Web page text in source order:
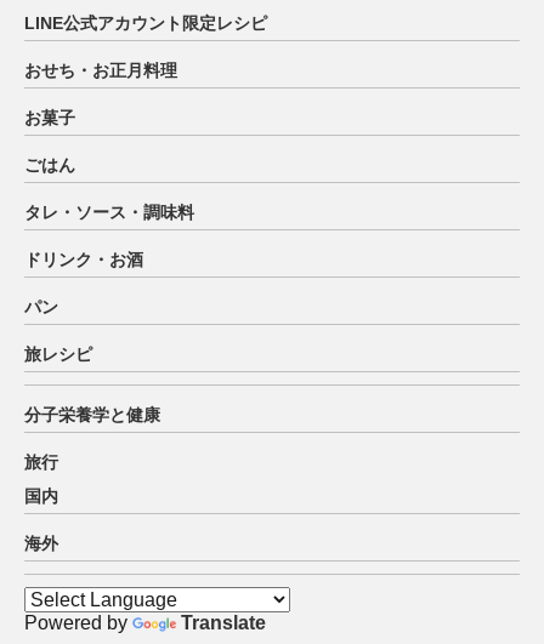
LINE公式アカウント限定レシピ
おせち・お正月料理
お菓子
ごはん
タレ・ソース・調味料
ドリンク・お酒
パン
旅レシピ
分子栄養学と健康
旅行
国内
海外
Powered by Translate